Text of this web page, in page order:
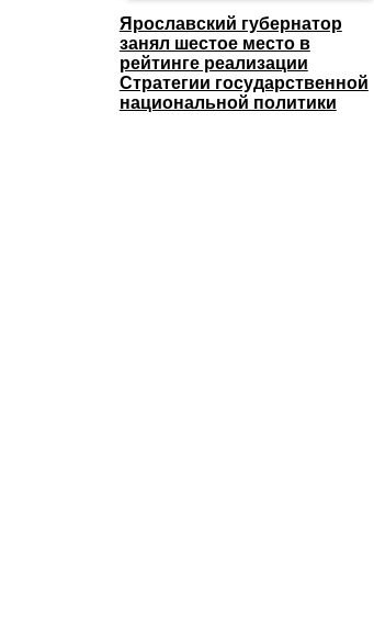
Ярославский губернатор
занял шестое место в
рейтинге реализации
Стратегии государственной
национальной политики